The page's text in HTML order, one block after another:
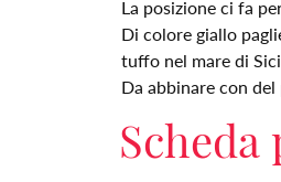
La posizione ci fa
Di colore giallo
tuffo nel mare di
Da abbinare con